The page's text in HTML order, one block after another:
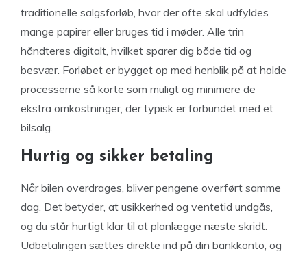
traditionelle salgsforløb, hvor der ofte skal udfyldes
mange papirer eller bruges tid i møder. Alle trin
håndteres digitalt, hvilket sparer dig både tid og
besvær. Forløbet er bygget op med henblik på at holde
processerne så korte som muligt og minimere de
ekstra omkostninger, der typisk er forbundet med et
bilsalg.
Hurtig og sikker betaling
Når bilen overdrages, bliver pengene overført samme
dag. Det betyder, at usikkerhed og ventetid undgås,
og du står hurtigt klar til at planlægge næste skridt.
Udbetalingen sættes direkte ind på din bankkonto, og